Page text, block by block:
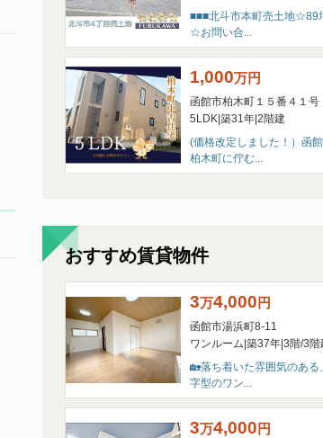
2025/12/09
平素は格別のご高配
誠に勝手ながら、年
２０２５年１２月２
平素より格別のお引
さて、誠に勝手では
夏季休業とさせてい
ご迷惑をお掛けしま
▪ ▪ ▪ ▪ ▪ ▪ ▪
夏季休業期間：８
８月１５日(金）よ
■■■北斗市本町売土地☆89
☆お問い合...
1,000万円
函館市柏木町１５番４１号
5LDK 築31年 2階建
(価格改定しました！）函
柏木町に佇む...
おすすめ賃貸物件
3万4,000 円
函館市湯浜町8-11
ワンルーム 築37年 3階/3階
🏡落ち着いた雰囲気のある
字型のワン...
3万4,000 円